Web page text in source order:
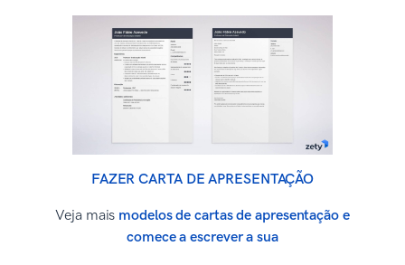
FAZER CARTA DE APRESENTAÇÃO
Veja mais modelos de cartas de apresentação e
comece a escrever a sua